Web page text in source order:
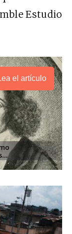
Estudio
el artículo